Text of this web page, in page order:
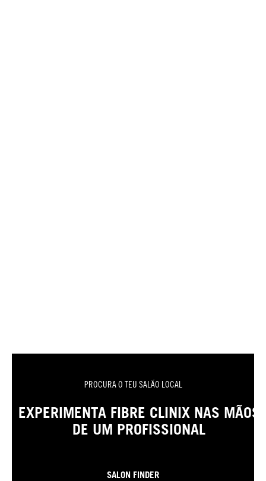
PROCURA O TEU SALÃO LOCAL
EXPERIMENTA FIBRE CLINIX NAS MÃOS
DE UM PROFISSIONAL
SALON FINDER